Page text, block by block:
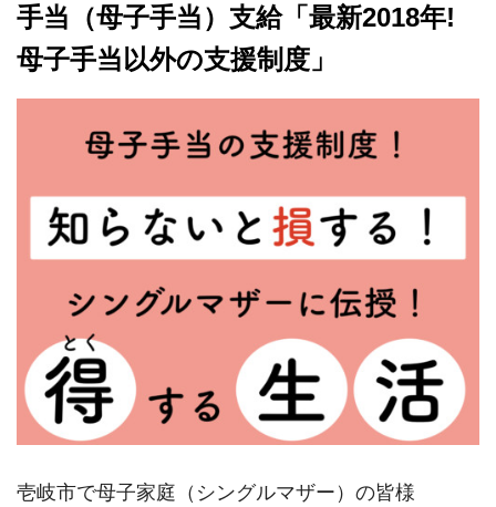
手当（母子手当）支給「最新2018年!
母子手当以外の支援制度」
壱岐市で母子家庭（シングルマザー）の皆様